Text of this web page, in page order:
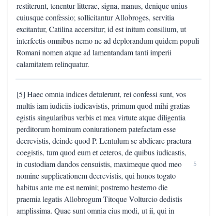
restiterunt, tenentur litterae, signa, manus, denique unius
cuiusque confessio; sollicitantur Allobroges, servitia
excitantur, Catilina accersitur; id est initum consilium, ut
interfectis omnibus nemo ne ad deplorandum quidem populi
Romani nomen atque ad lamentandam tanti imperii
calamitatem relinquatur.
[5] Haec omnia indices detulerunt, rei confessi sunt, vos
multis iam iudiciis iudicavistis, primum quod mihi gratias
egistis singularibus verbis et mea virtute atque diligentia
perditorum hominum coniurationem patefactam esse
decrevistis, deinde quod P. Lentulum se abdicare praetura
coegistis, tum quod eum et ceteros, de quibus iudicastis,
in custodiam dandos censuistis, maximeque quod meo
nomine supplicationem decrevistis, qui honos togato
habitus ante me est nemini; postremo hesterno die
praemia legatis Allobrogum Titoque Volturcio dedistis
amplissima. Quae sunt omnia eius modi, ut ii, qui in
5